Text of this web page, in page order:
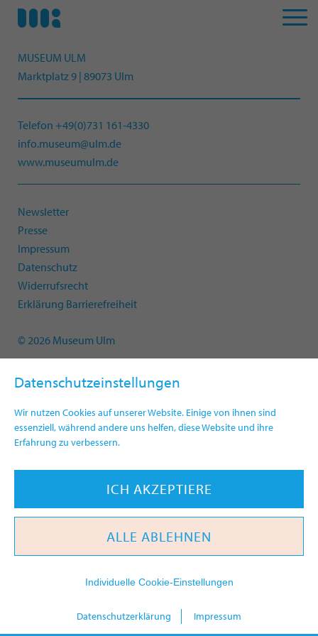
Datenschutzeinstellungen
Wir nutzen Cookies auf unserer Website. Einige von ihnen sind
essenziell, während andere uns helfen, diese Website und ihre
Erfahrung zu verbessern.
ICH AKZEPTIERE
ALLE ABLEHNEN
Individuelle Cookie-Einstellungen
Datenschutzerklärung Impressum
MUSEUM ULM
Marktplatz 9 | 89073 Ulm
Telefon +49(0)731 161-4330
info.museum@ulm.de
www.museumulm.de
Newsletter
Presse
Impressum
Datenschutz
Widerrufsrecht
Erklärung Barrierefreiheit
© 2026 Museum Ulm